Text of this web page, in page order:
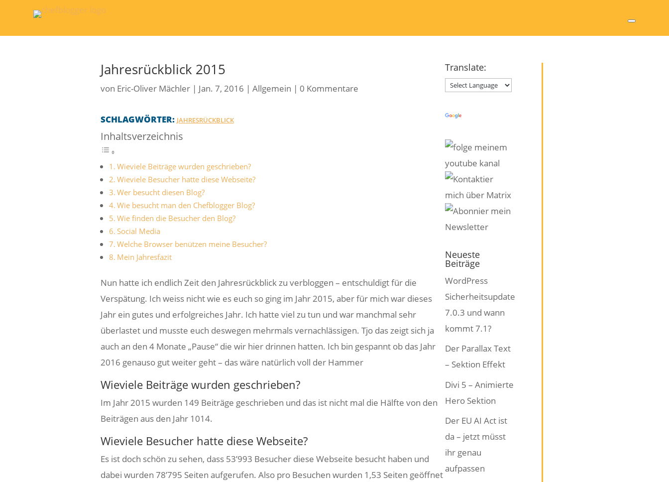
Jahresrückblick 2015
von Eric-Oliver Mächler| Jan. 7, 2016 | Allgemein | 0 Kommentare
SCHLAGWÖRTER: JAHRESRÜCKBLICK
Inhaltsverzeichnis
Wieviele Beiträge wurden geschrieben?
Wieviele Besucher hatte diese Webseite?
Wer besucht diesen Blog?
Wie besucht man den Chefblogger Blog?
Wie finden die Besucher den Blog?
Social Media
Welche Browser benützen meine Besucher?
Mein Jahresfazit
Nun hatte ich endlich Zeit den Jahresrückblick zu verbloggen – entschuldigt für die
Verspätung. Ich weiss nicht wie es euch so ging im Jahr 2015, aber für mich war dieses
Jahr ein gutes und erfolgreiches Jahr. Ich hatte viel zu tun und war manchmal sehr
überlastet und musste euch deswegen mehrmals vernachlässigen. Tjo das zeigt sich ja
auch an den 4 Monate „Pause“ die wir hier drinnen hatten. Ich bin gespannt ob das Jahr
2016 genauso gut weiter geht – das wäre natürlich voll der Hammer
Wieviele Beiträge wurden geschrieben?
Im Jahr 2015 wurden 149 Beiträge geschrieben und das ist nicht mal die Hälfte von den
Beiträgen aus den Jahr 1014.
Wieviele Besucher hatte diese Webseite?
Es ist doch schön zu sehen, dass 53’993 Besucher diese Webseite besucht haben und
dabei wurden 78’795 Seiten aufgerufen. Also pro Besuchen wurden 1,53 Seiten geöffnet
Translate:
Neueste
Beiträge
WordPress
Sicherheitsupdate
7.0.3 und wann
kommt 7.1?
Der Parallax Text
– Sektion Effekt
Divi 5 – Animierte
Hero Sektion
Der EU AI Act ist
da – jetzt müsst
ihr genau
aufpassen